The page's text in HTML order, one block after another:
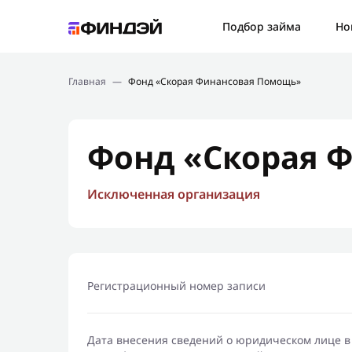
Подбор займа
Новости
Главная — Фонд «Скорая Финансовая Помощь»
Фонд «Скорая
Исключенная организация
Регистрационный номер записи
Дата внесения сведений о юридическом лице